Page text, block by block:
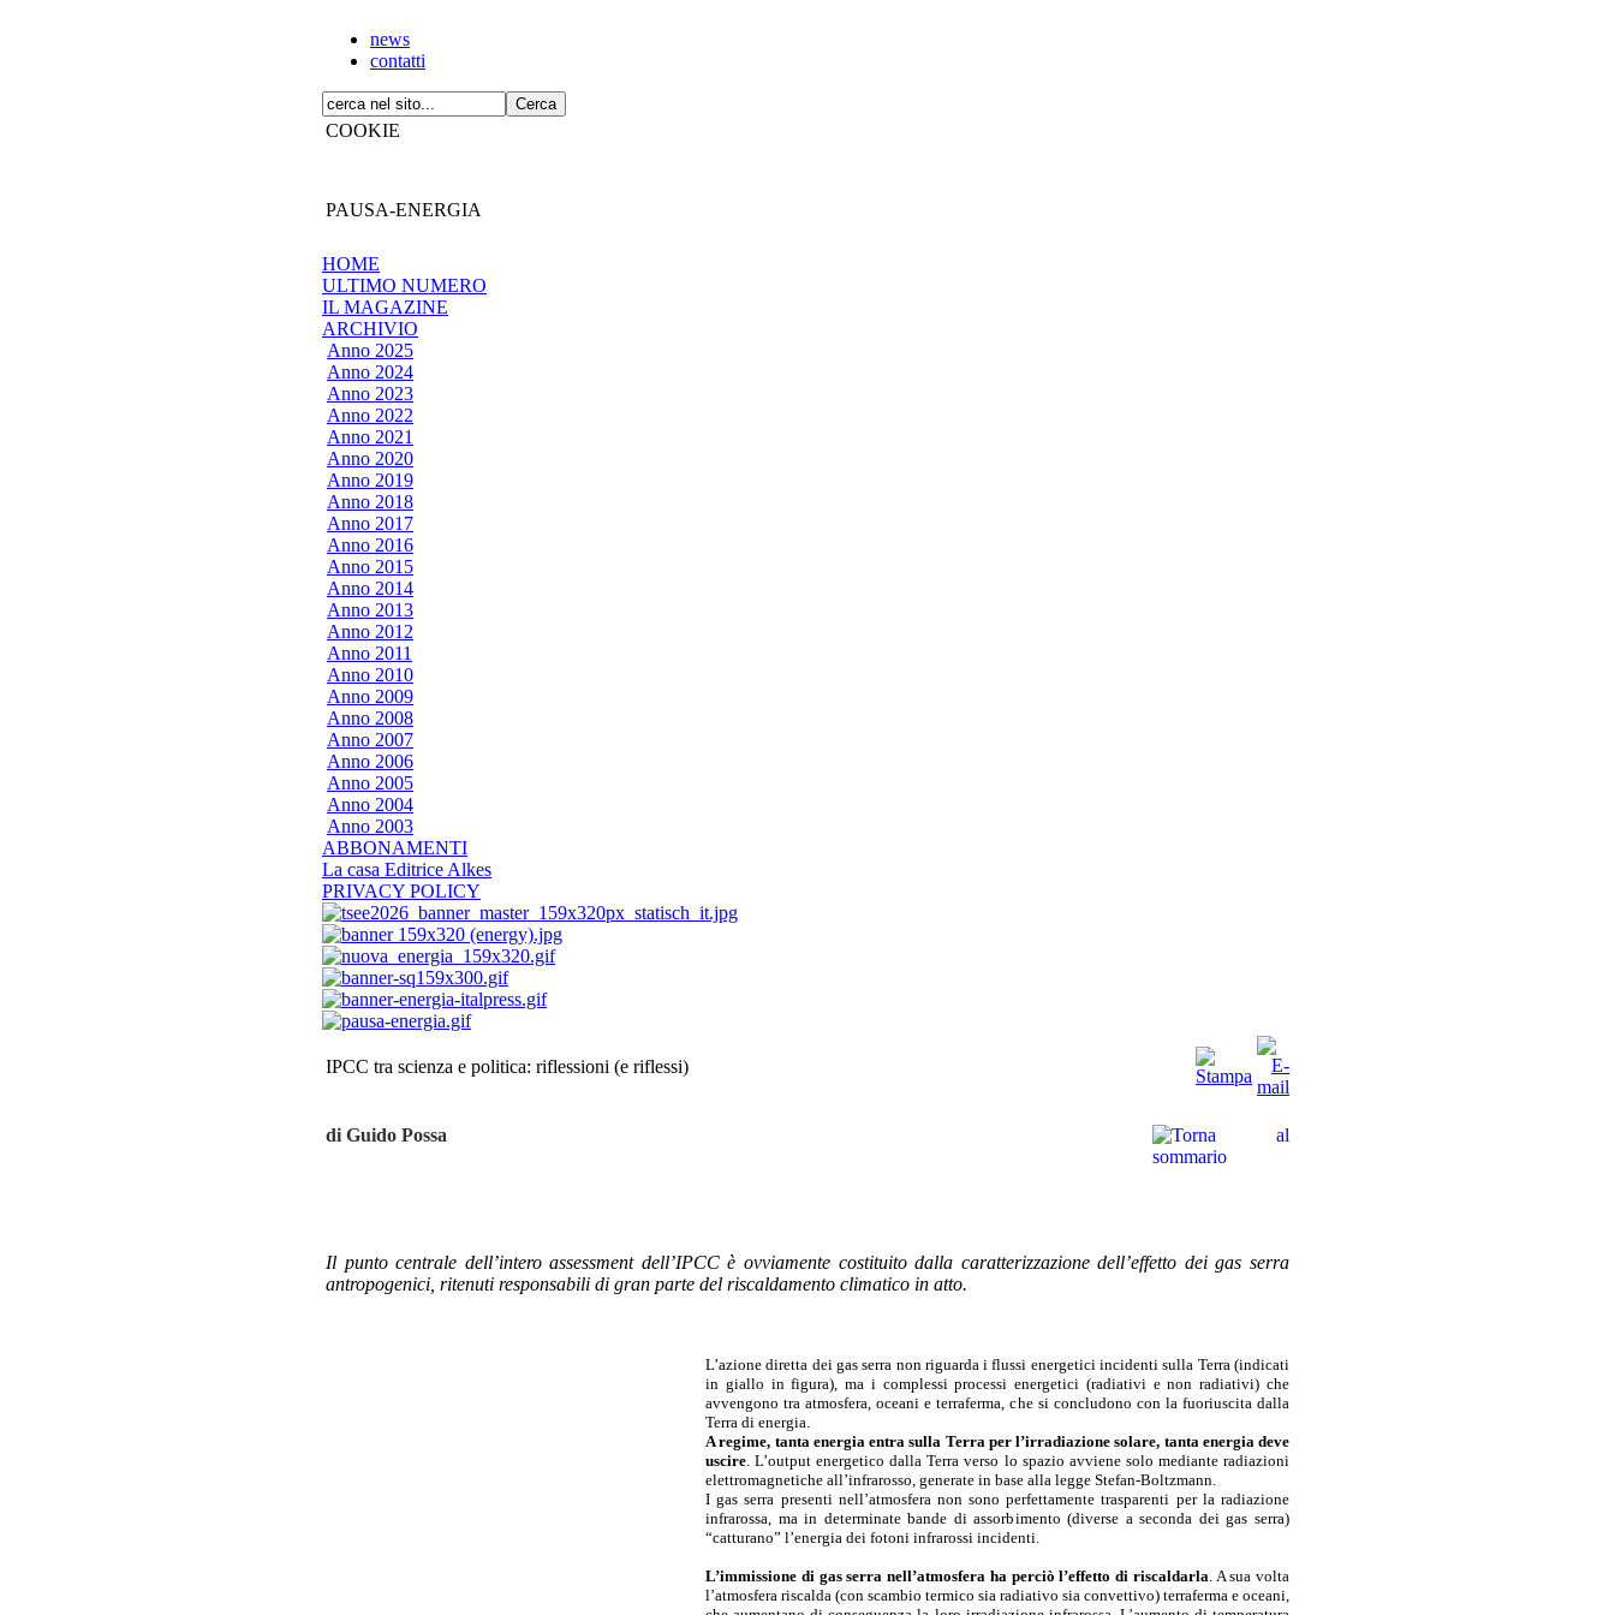
news
contatti
COOKIE
PAUSA-ENERGIA
HOME
ULTIMO NUMERO
IL MAGAZINE
ARCHIVIO
Anno 2025
Anno 2024
Anno 2023
Anno 2022
Anno 2021
Anno 2020
Anno 2019
Anno 2018
Anno 2017
Anno 2016
Anno 2015
Anno 2014
Anno 2013
Anno 2012
Anno 2011
Anno 2010
Anno 2009
Anno 2008
Anno 2007
Anno 2006
Anno 2005
Anno 2004
Anno 2003
ABBONAMENTI
La casa Editrice Alkes
PRIVACY POLICY
IPCC tra scienza e politica: riflessioni (e riflessi)
di Guido Possa
Il punto centrale dell’intero assessment dell’IPCC è ovviamente costituito dalla caratterizzazione dell’effetto dei gas serra
antropogenici, ritenuti responsabili di gran parte del riscaldamento climatico in atto.
L’azione diretta dei gas serra non riguarda i flussi energetici incidenti sulla Terra (indicati
in giallo in figura), ma i complessi processi energetici (radiativi e non radiativi) che
avvengono tra atmosfera, oceani e terraferma, che si concludono con la fuoriuscita dalla
Terra di energia.
A regime, tanta energia entra sulla Terra per l’irradiazione solare, tanta energia deve
uscire. L’output energetico dalla Terra verso lo spazio avviene solo mediante radiazioni
elettromagnetiche all’infrarosso, generate in base alla legge Stefan-Boltzmann.
I gas serra presenti nell’atmosfera non sono perfettamente trasparenti per la radiazione
infrarossa, ma in determinate bande di assorbimento (diverse a seconda dei gas serra)
“catturano” l’energia dei fotoni infrarossi incidenti.
L’immissione di gas serra nell’atmosfera ha perciò l’effetto di riscaldarla. A sua volta
l’atmosfera riscalda (con scambio termico sia radiativo sia convettivo) terraferma e oceani,